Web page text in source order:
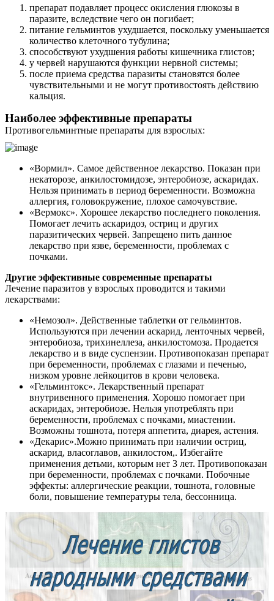
Статьи
Контакты
препарат подавляет процесс окисления глюкозы в
паразите, вследствие чего он погибает;
питание гельминтов ухудшается, поскольку уменьшается
количество клеточного тубулина;
способствуют ухудшения работы кишечника глистов;
у червей нарушаются функции нервной системы;
после приема средства паразиты становятся более
чувствительными и не могут противостоять действию
кальция.
Наиболее эффективные препараты
Противогельминтные препараты для взрослых:
«Вормил». Самое действенное лекарство. Показан при
некаторозе, анкилостомидозе, энтеробиозе, аскаридах.
Нельзя принимать в период беременности. Возможна
аллергия, головокружение, плохое самочувствие.
«Вермокс». Хорошее лекарство последнего поколения.
Помогает лечить аскаридоз, остриц и других
паразитических червей. Запрещено пить данное
лекарство при язве, беременности, проблемах с
почками.
Другие эффективные современные препараты
Лечение паразитов у взрослых проводится и такими
лекарствами:
«Немозол». Действенные таблетки от гельминтов.
Используются при лечении аскарид, ленточных червей,
энтеробиоза, трихинеллеза, анкилостомоза. Продается
лекарство и в виде суспензии. Противопоказан препарат
при беременности, проблемах с глазами и печенью,
низком уровне лейкоцитов в крови человека.
«Гельминтокс». Лекарственный препарат
внутривенного применения. Хорошо помогает при
аскаридах, энтеробиозе. Нельзя употреблять при
беременности, проблемах с почками, миастении.
Возможны тошнота, потеря аппетита, диарея, астения.
«Декарис».Можно принимать при наличии остриц,
аскарид, власоглавов, анкилостом,. Избегайте
применения детьми, которым нет 3 лет. Противопоказан
при беременности, проблемах с почками. Побочные
эффекты: аллергические реакции, тошнота, головные
боли, повышение температуры тела, бессонница.